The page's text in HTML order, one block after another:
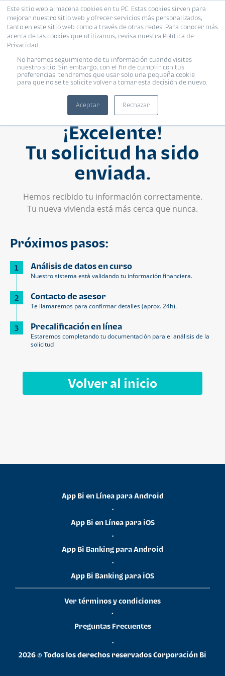
Este sitio web almacena cookies en tu PC. Estas cookies sirven para
mejorar nuestro sitio web y ofrecer servicios más personalizados,
tanto en este sitio web como a través de otras redes. Para conocer más
acerca de las cookies que utilizamos, revisa nuestra Política de
Privacidad.
No haremos seguimiento de tu información cuando visites
nuestro sitio. Sin embargo, con el fin de cumplir con tus
preferencias, tendremos que usar solo una pequeña cookie
para que no se te solicite volver a tomar esta decisión de nuevo.
Aceptar Rechazar
¡Excelente!
Tu solicitud ha sido
enviada.
Hemos recibido tu información correctamente.
Tu nueva vivienda está más cerca que nunca.
Próximos pasos:
1 Análisis de datos en curso
Nuestro sistema está validando tu información financiera.
2 Contacto de asesor
Te llamaremos para confirmar detalles (aprox. 24h).
3 Precalificación en línea
Estaremos completando tu documentación para el análisis de la
solicitud
Volver al inicio
App Bi en Línea para Android
•
App Bi en Línea para iOS
•
App Bi Banking para Android
•
App Bi Banking para iOS
Ver términos y condiciones
•
Preguntas Frecuentes
•
2026 © Todos los derechos reservados Corporación Bi